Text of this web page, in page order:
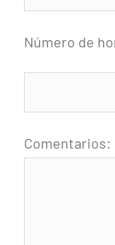
Número de
Comentarios: